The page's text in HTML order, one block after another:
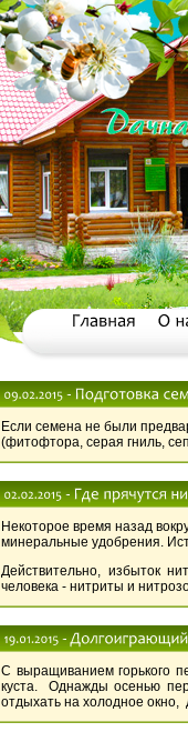
Если семена не были
(фитофтора, серая гниль,
Некоторое время назад
минеральные удобрения.
Действительно, избыток
человека - нитриты и
С выращиванием горького
куста. Однажды осенью
отдыхать на холодное окно,